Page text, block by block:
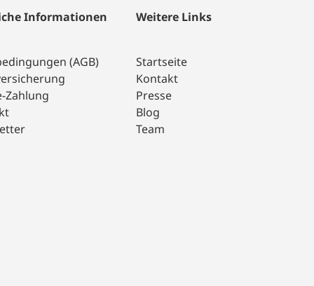
Informationen
(AGB)
Zahlung
Weitere Links
Startseite
Kontakt
Presse
Blog
Team